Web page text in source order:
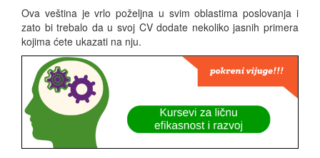
Ova veština je vrlo poželjna u svim oblastima poslovanja i
zato bi trebalo da u svoj CV dodate nekoliko jasnih primera
kojima ćete ukazati na nju.